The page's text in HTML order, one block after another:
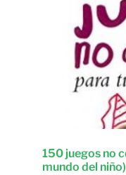
150 juegos no
mundo del